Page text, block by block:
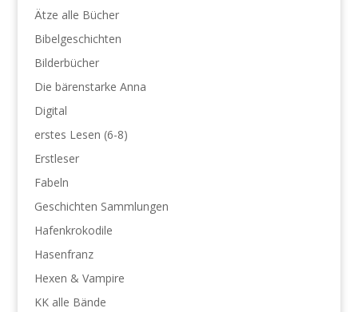
Ätze alle Bücher
Bibelgeschichten
Bilderbücher
Die bärenstarke Anna
Digital
erstes Lesen (6-8)
Erstleser
Fabeln
Geschichten Sammlungen
Hafenkrokodile
Hasenfranz
Hexen & Vampire
KK alle Bände